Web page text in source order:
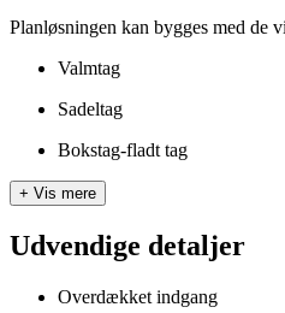
Planløsningen kan bygges med de
Valmtag
Sadeltag
Bokstag-fladt tag
+ Vis mere
Udvendige detaljer
Overdækket indgang